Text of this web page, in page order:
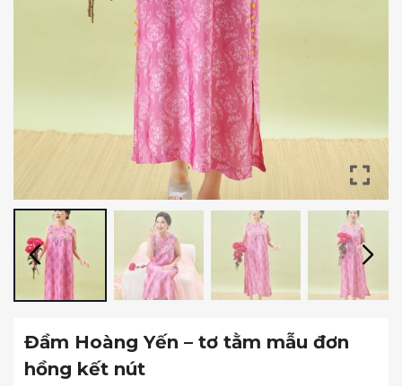
Đầm Hoàng Yến – tơ tằm mẫu đơn
hồng kết nút